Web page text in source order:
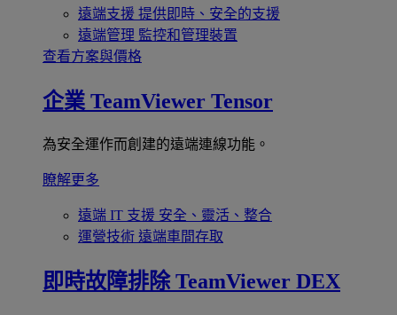
遠端支援 提供即時、安全的支援
遠端管理 監控和管理裝置
查看方案與價格
企業 TeamViewer Tensor
為安全運作而創建的遠端連線功能。
瞭解更多
遠端 IT 支援 安全、靈活、整合
運營技術 遠端車間存取
即時故障排除 TeamViewer DEX